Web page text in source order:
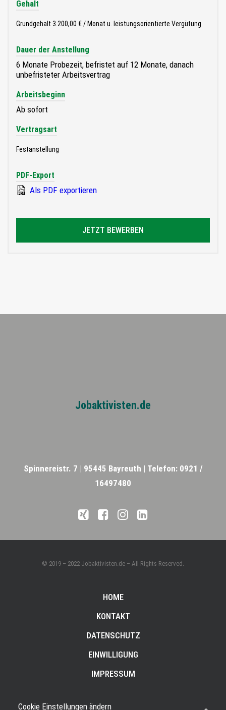
Gehalt
Grundgehalt 3.200,00 € / Monat u. leistungsorientierte Vergütung
Dauer der Anstellung
6 Monate Probezeit, befristet auf 12 Monate, danach
unbefristeter Arbeitsvertrag
Arbeitsbeginn
Ab sofort
Vertragsart
Festanstellung
PDF-Export
Als PDF exportieren
JETZT BEWERBEN
Jobaktivisten.de
Spinnereistr. 7 | 95445 Bayreuth | Telefon: 0921 /
16497480
© 2019 – 2022 Jobaktivisten.de – All Rights Reserved.
HOME
KONTAKT
DATENSCHUTZ
EINWILLIGUNG
IMPRESSUM
Cookie Einstellungen ändern